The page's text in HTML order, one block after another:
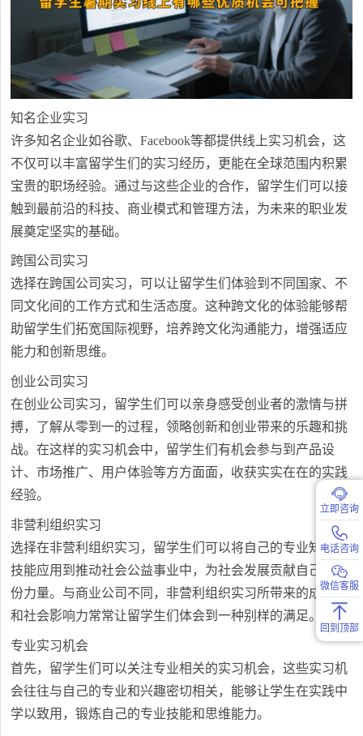
知名企业实习
许多知名企业如谷歌、Facebook等都提供线上实习机会，这
不仅可以丰富留学生们的实习经历，更能在全球范围内积累
宝贵的职场经验。通过与这些企业的合作，留学生们可以接
触到最前沿的科技、商业模式和管理方法，为未来的职业发
展奠定坚实的基础。
跨国公司实习
选择在跨国公司实习，可以让留学生们体验到不同国家、不
同文化间的工作方式和生活态度。这种跨文化的体验能够帮
助留学生们拓宽国际视野，培养跨文化沟通能力，增强适应
能力和创新思维。
创业公司实习
在创业公司实习，留学生们可以亲身感受创业者的激情与拼
搏，了解从零到一的过程，领略创新和创业带来的乐趣和挑
战。在这样的实习机会中，留学生们有机会参与到产品设
计、市场推广、用户体验等方方面面，收获实实在在的实践
经验。
非营利组织实习
选择在非营利组织实习，留学生们可以将自己的专业知识和
技能应用到推动社会公益事业中，为社会发展贡献自己的一
份力量。与商业公司不同，非营利组织实习所带来的成就感
和社会影响力常常让留学生们体会到一种别样的满足。
专业实习机会
首先，留学生们可以关注专业相关的实习机会，这些实习机
会往往与自己的专业和兴趣密切相关，能够让学生在实践中
学以致用，锻炼自己的专业技能和思维能力。
立即咨询
电话咨询
微信客服
回到顶部